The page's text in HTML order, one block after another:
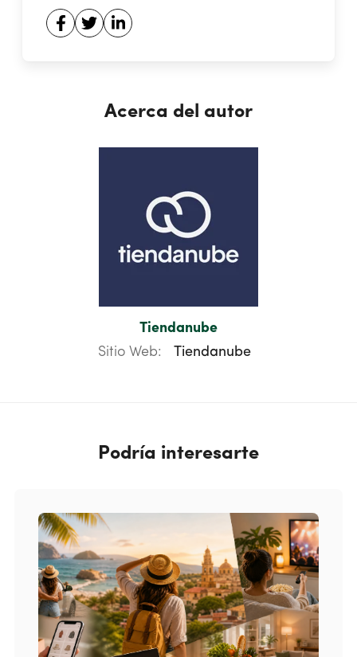
Acerca del autor
Tiendanube
Sitio Web:
Tiendanube
Podría interesarte